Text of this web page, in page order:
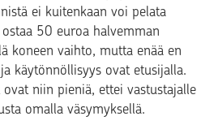
ei kuitenkaan voi pelata
50 euroa halvemman
koneen vaihto, mutta enää en
käytönnöllisyys ovat etusijalla.
niin pieniä, ettei vastustajalle
omalla väsymyksellä.